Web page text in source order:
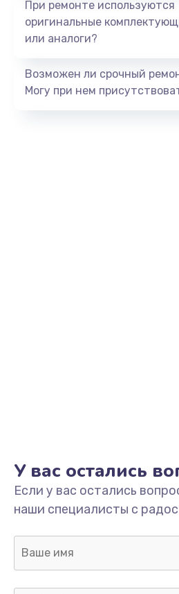
При ремонте используются
оригинальные
или аналоги?
Возможен ли срочный
Могу при нем
У вас остались
Если у вас остались
наши специалисты с